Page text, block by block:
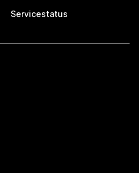
Servicestatus